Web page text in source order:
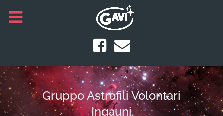
Gruppo Astrofili Volontari
Ingauni